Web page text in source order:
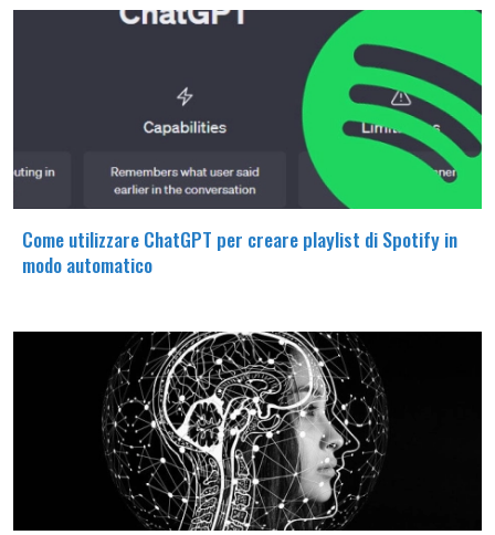
Come utilizzare ChatGPT per creare playlist di Spotify in
modo automatico